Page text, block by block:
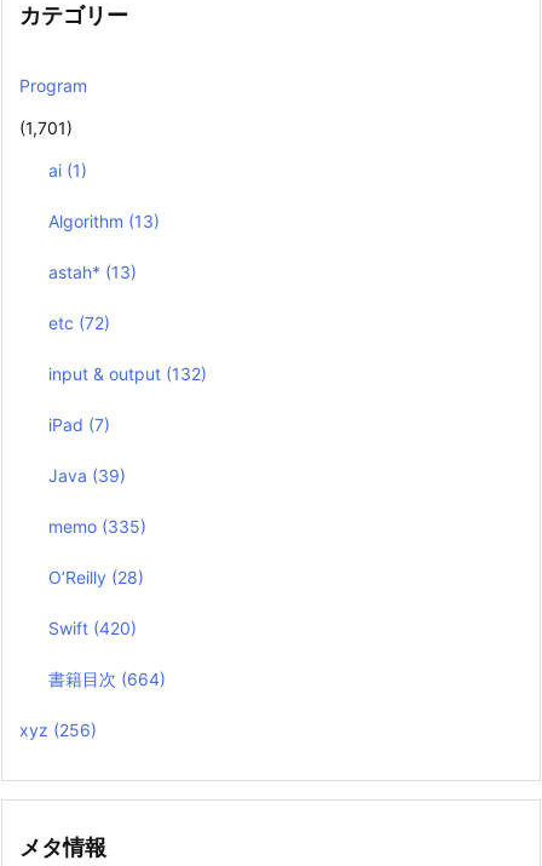
カテゴリー
Program
(1,701)
ai (1)
Algorithm (13)
astah* (13)
etc (72)
input & output (132)
iPad (7)
Java (39)
memo (335)
O’Reilly (28)
Swift (420)
書籍目次 (664)
xyz (256)
メタ情報